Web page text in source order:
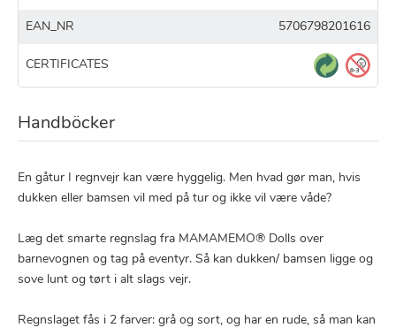
EAN_NR 5706798201616
CERTIFICATES
Handböcker
En gåtur I regnvejr kan være hyggelig. Men hvad gør man, hvis
dukken eller bamsen vil med på tur og ikke vil være våde?
Læg det smarte regnslag fra MAMAMEMO® Dolls over
barnevognen og tag på eventyr. Så kan dukken/ bamsen ligge og
sove lunt og tørt i alt slags vejr.
Regnslaget fås i 2 farver: grå og sort, og har en rude, så man kan